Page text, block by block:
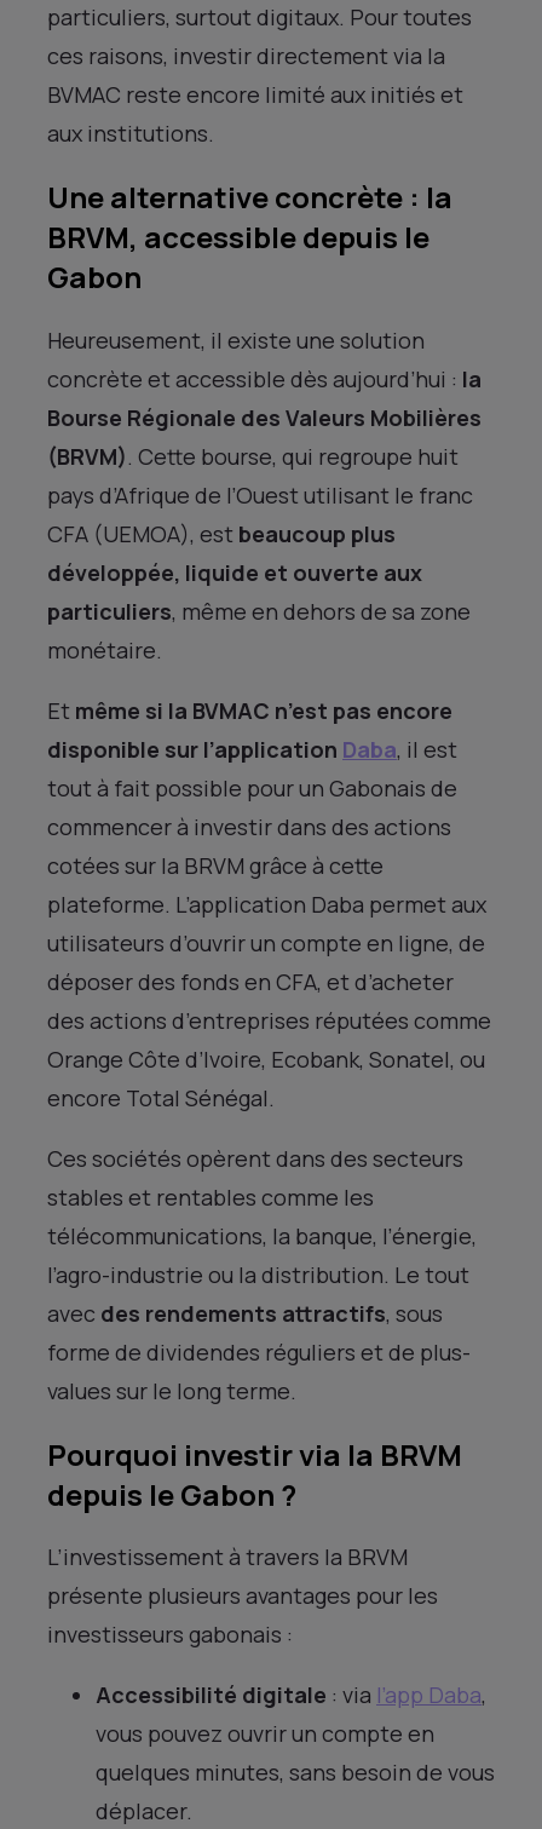
particuliers, surtout digitaux. Pour toutes
ces raisons, investir directement via la
BVMAC reste encore limité aux initiés et
aux institutions.
Une alternative concrète : la
BRVM, accessible depuis le
Gabon
Heureusement, il existe une solution
concrète et accessible dès aujourd’hui : la
Bourse Régionale des Valeurs Mobilières
(BRVM). Cette bourse, qui regroupe huit
pays d’Afrique de l’Ouest utilisant le franc
CFA (UEMOA), est beaucoup plus
développée, liquide et ouverte aux
particuliers, même en dehors de sa zone
monétaire.
Et même si la BVMAC n’est pas encore
disponible sur l’application Daba, il est
tout à fait possible pour un Gabonais de
commencer à investir dans des actions
cotées sur la BRVM grâce à cette
plateforme. L’application Daba permet aux
utilisateurs d’ouvrir un compte en ligne, de
déposer des fonds en CFA, et d’acheter
des actions d’entreprises réputées comme
Orange Côte d’Ivoire, Ecobank, Sonatel, ou
encore Total Sénégal.
Ces sociétés opèrent dans des secteurs
stables et rentables comme les
télécommunications, la banque, l’énergie,
l’agro-industrie ou la distribution. Le tout
avec des rendements attractifs, sous
forme de dividendes réguliers et de plus-
values sur le long terme.
Pourquoi investir via la BRVM
depuis le Gabon ?
L’investissement à travers la BRVM
présente plusieurs avantages pour les
investisseurs gabonais :
Accessibilité digitale : via l’app Daba,
vous pouvez ouvrir un compte en
quelques minutes, sans besoin de vous
déplacer.